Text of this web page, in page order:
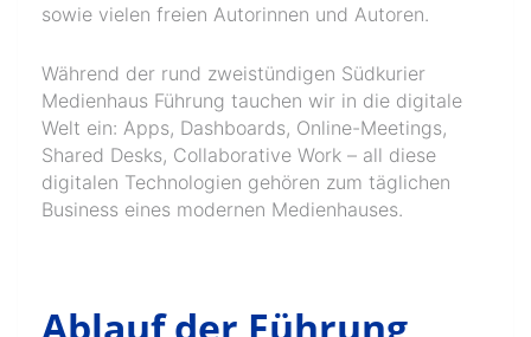
sowie vielen freien Autorinnen und Autoren.
Während der rund zweistündigen Südkurier
Medienhaus Führung tauchen wir in die digitale
Welt ein: Apps, Dashboards, Online-Meetings,
Shared Desks, Collaborative Work – all diese
digitalen Technologien gehören zum täglichen
Business eines modernen Medienhauses.
Ablauf der Führung